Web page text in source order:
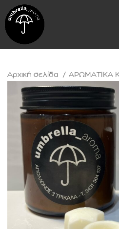
Αρχική σελίδα ΑΡΩΜΑΤΙΚΑ